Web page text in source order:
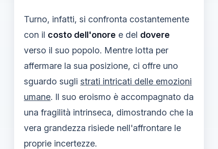
Turno, infatti, si confronta costantemente
con il costo dell'onore e del dovere
verso il suo popolo. Mentre lotta per
affermare la sua posizione, ci offre uno
sguardo sugli strati intricati delle emozioni
umane. Il suo eroismo è accompagnato da
una fragilità intrinseca, dimostrando che la
vera grandezza risiede nell'affrontare le
proprie incertezze.